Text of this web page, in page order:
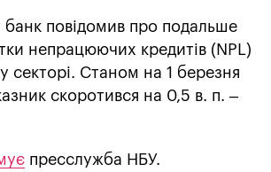
банк повідомив про подальше
непрацюючих кредитів (NPL)
секторі. Станом на 1 березня
скоротився на 0,5 в. п. –
пресслужба НБУ.